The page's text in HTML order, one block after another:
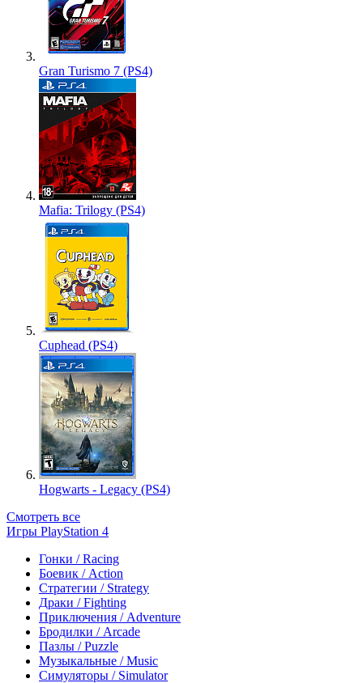
Gran Turismo 7 (PS4)
Mafia: Trilogy (PS4)
Cuphead (PS4)
Hogwarts - Legacy (PS4)
Смотреть все
Игры PlayStation 4
Гонки / Racing
Боевик / Action
Стратегии / Strategy
Драки / Fighting
Приключения / Adventure
Бродилки / Arcade
Пазлы / Puzzle
Музыкальные / Music
Симуляторы / Simulator